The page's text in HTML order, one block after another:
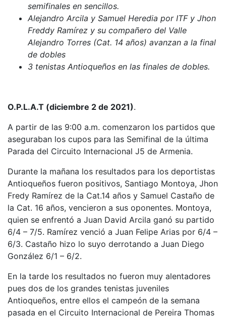
semifinales en sencillos.
Alejandro Arcila y Samuel Heredia por ITF y Jhon
Freddy Ramírez y su compañero del Valle
Alejandro Torres (Cat. 14 años) avanzan a la final
de dobles
3 tenistas Antioqueños en las finales de dobles.
O.P.L.A.T (diciembre 2 de 2021).
A partir de las 9:00 a.m. comenzaron los partidos que
aseguraban los cupos para las Semifinal de la última
Parada del Circuito Internacional J5 de Armenia.
Durante la mañana los resultados para los deportistas
Antioqueños fueron positivos, Santiago Montoya, Jhon
Fredy Ramírez de la Cat.14 años y Samuel Castaño de
la Cat. 16 años, vencieron a sus oponentes. Montoya,
quien se enfrentó a Juan David Arcila ganó su partido
6/4 – 7/5. Ramírez venció a Juan Felipe Arias por 6/4 –
6/3. Castaño hizo lo suyo derrotando a Juan Diego
González 6/1 – 6/2.
En la tarde los resultados no fueron muy alentadores
pues dos de los grandes tenistas juveniles
Antioqueños, entre ellos el campeón de la semana
pasada en el Circuito Internacional de Pereira Thomas